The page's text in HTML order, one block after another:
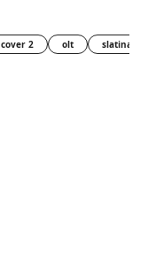
cover 2 olt slatina